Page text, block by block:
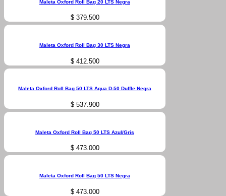
Maleta Oxford Roll Bag 20 LTS Negra
$379.500
Maleta Oxford Roll Bag 30 LTS Negra
$412.500
Maleta Oxford Roll Bag 50 LTS Aqua D-50 Duffle Negra
$537.900
Maleta Oxford Roll Bag 50 LTS Azul/Gris
$473.000
Maleta Oxford Roll Bag 50 LTS Negra
$473.000